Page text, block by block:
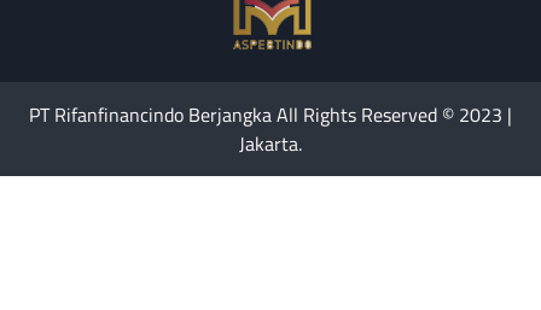
PT Rifanfinancindo Berjangka All Rights Reserved © 2023 |
Jakarta.